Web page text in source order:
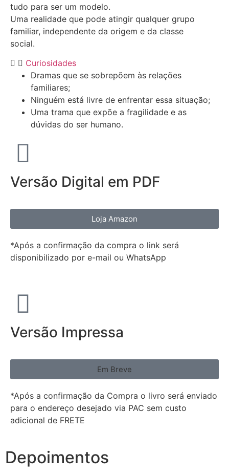
tudo para ser um modelo.
Uma realidade que pode atingir qualquer grupo
familiar, independente da origem e da classe
social.
Curiosidades
Dramas que se sobrepõem às relações
familiares;
Ninguém está livre de enfrentar essa situação;
Uma trama que expõe a fragilidade e as
dúvidas do ser humano.
Versão Digital em PDF
Loja Amazon
*Após a confirmação da compra o link será
disponibilizado por e-mail ou WhatsApp
Versão Impressa
Em Breve
*Após a confirmação da Compra o livro será enviado
para o endereço desejado via PAC sem custo
adicional de FRETE
Depoimentos